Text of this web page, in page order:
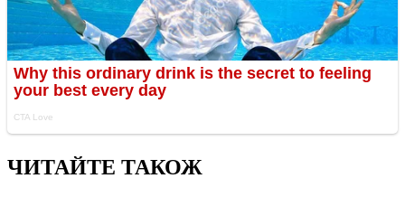
ЧИТАЙТЕ ТАКОЖ